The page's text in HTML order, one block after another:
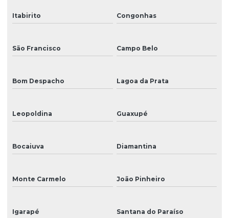
Itabirito Congonhas
São Francisco Campo Belo
Bom Despacho Lagoa da Prata
Leopoldina Guaxupé
Bocaiuva Diamantina
Monte Carmelo João Pinheiro
Igarapé Santana do Paraíso